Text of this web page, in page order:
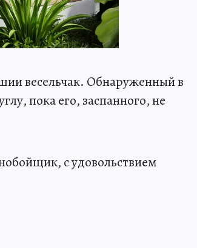
весельчак. Обнаруженный в
пока его, заспанного, не
с удовольствием